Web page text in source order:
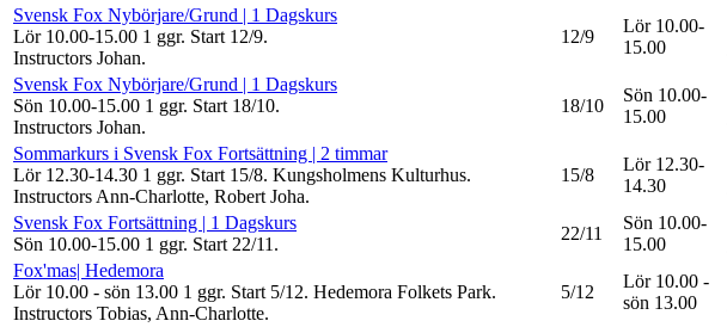
Svensk Fox Nybörjare/Grund | 1 Dagskurs
Lör 10.00-15.00 1 ggr. Start 12/9.
Instructors Johan.
12/9
Lör 10.00-
15.00
Svensk Fox Nybörjare/Grund | 1 Dagskurs
Sön 10.00-15.00 1 ggr. Start 18/10.
Instructors Johan.
18/10
Sön 10.00-
15.00
Sommarkurs i Svensk Fox Fortsättning | 2 timmar
Lör 12.30-14.30 1 ggr. Start 15/8. Kungsholmens Kulturhus.
Instructors Ann-Charlotte, Robert Joha.
15/8
Lör 12.30-
14.30
Svensk Fox Fortsättning | 1 Dagskurs
Sön 10.00-15.00 1 ggr. Start 22/11 .
22/11
Sön 10.00-
15.00
Fox'mas| Hedemora
Lör 10.00 - sön 13.00 1 ggr. Start 5/12. Hedemora Folkets Park.
Instructors Tobias, Ann-Charlotte.
5/12
Lör 10.00 -
sön 13.00